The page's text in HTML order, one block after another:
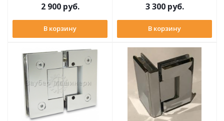
2 900руб.
В корзину
3 300руб.
В корзину